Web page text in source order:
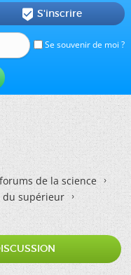
Se souvenir de moi ?
 S'inscrire
de la science
du supérieur